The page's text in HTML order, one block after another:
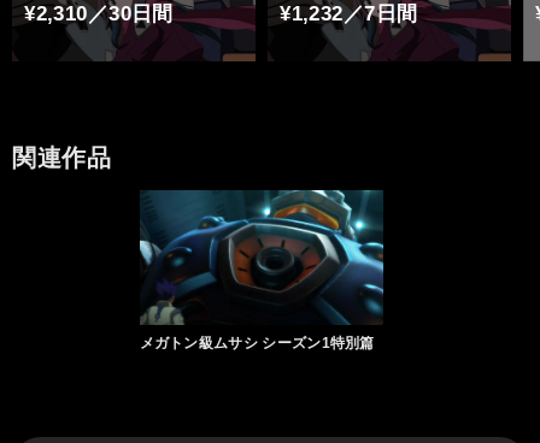
¥2,310／30日間 ¥1,232／7日間
関連作品
メガトン級ムサシ シーズン1特別篇